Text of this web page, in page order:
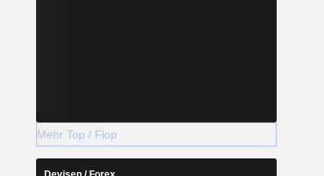
Mehr Top / Flop